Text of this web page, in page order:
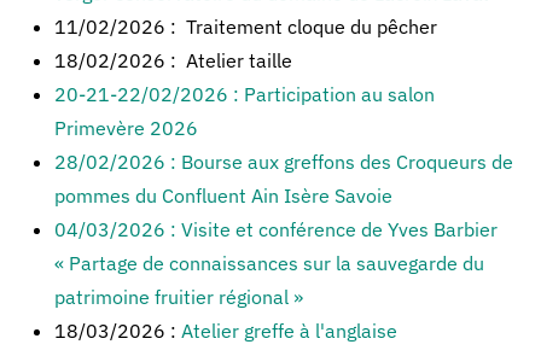
11/02/2026 : Traitement cloque du pêcher
18/02/2026 : Atelier taille
20-21-22/02/2026 : Participation au salon
Primevère 2026
28/02/2026 : Bourse aux greffons des Croqueurs de
pommes du Confluent Ain Isère Savoie
04/03/2026 : Visite et conférence de Yves Barbier
« Partage de connaissances sur la sauvegarde du
patrimoine fruitier régional »
18/03/2026 : Atelier greffe à l'anglaise